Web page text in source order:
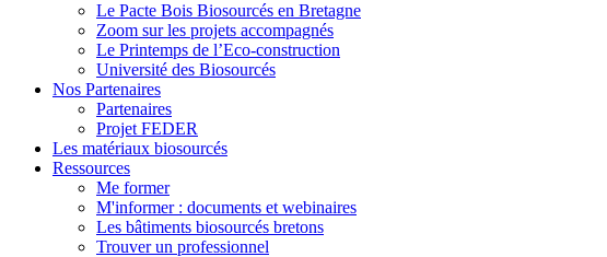
Le Pacte Bois Biosourcés en Bretagne
Zoom sur les projets accompagnés
Le Printemps de l’Eco-construction
Université des Biosourcés
Nos Partenaires
Partenaires
Projet FEDER
Les matériaux biosourcés
Ressources
Me former
M'informer : documents et webinaires
Les bâtiments biosourcés bretons
Trouver un professionnel